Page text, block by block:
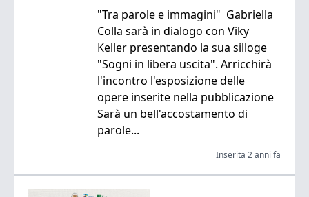
"Tra parole e immagini" Gabriella
Colla sarà in dialogo con Viky
Keller presentando la sua silloge
"Sogni in libera uscita". Arricchirà
l'incontro l'esposizione delle
opere inserite nella pubblicazione
Sarà un bell'accostamento di
parole...
Inserita 2 anni fa